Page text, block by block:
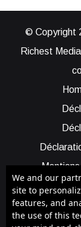
© Copyright
Richest
Cookie
Qui
We and our
site to
features, and
the use of this